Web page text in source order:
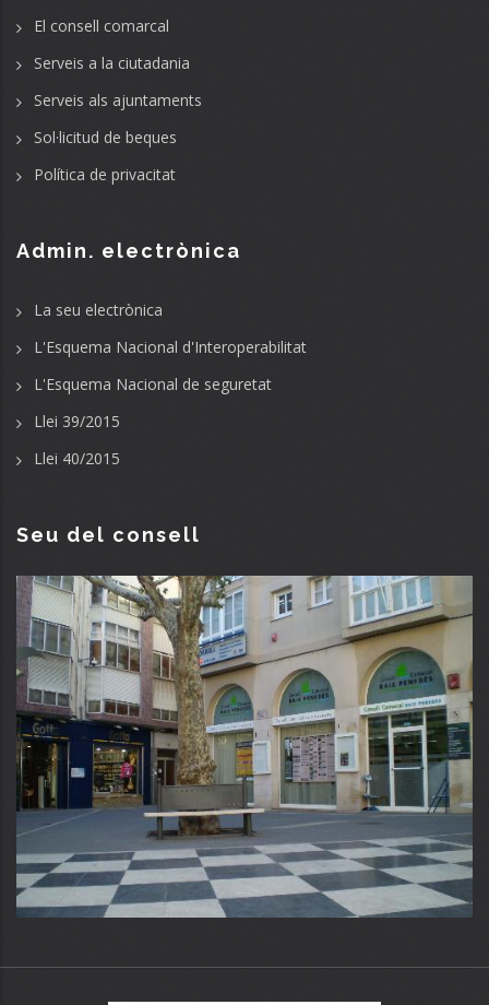
El consell comarcal
Serveis a la ciutadania
Serveis als ajuntaments
Sol·licitud de beques
Política de privacitat
Admin. electrònica
La seu electrònica
L'Esquema Nacional d'Interoperabilitat
L'Esquema Nacional de seguretat
Llei 39/2015
Llei 40/2015
Seu del consell